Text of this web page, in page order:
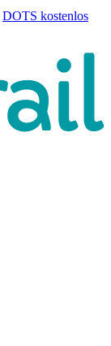
DOTS kostenlos